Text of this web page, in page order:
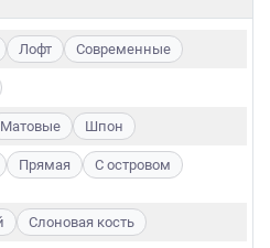
Лофт Современные
Матовые Шпон
Прямая С островом
Слоновая кость